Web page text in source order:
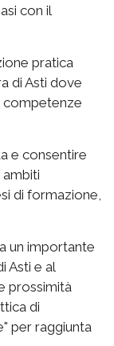
con il
pratica
di Asti dove
competenze
e consentire
di formazione,
un importante
Asti e al
prossimità
di
per raggiunta